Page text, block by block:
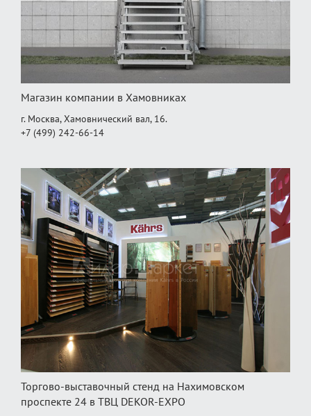
Магазин компании в Хамовниках
г. Москва, Хамовнический вал, 16.
+7 (499) 242-66-14
Торгово-выставочный стенд на Нахимовском
проспекте 24 в ТВЦ DEKOR-EXPO